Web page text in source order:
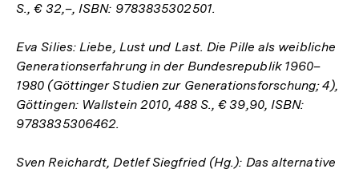
S., € 32,–, ISBN: 9783835302501.
Eva Silies: Liebe, Lust und Last. Die Pille als weibliche
Generationserfahrung in der Bundesrepublik 1960–
1980 (Göttinger Studien zur Generationsforschung; 4),
Göttingen: Wallstein 2010, 488 S., € 39,90, ISBN:
9783835306462.
Sven Reichardt, Detlef Siegfried (Hg.): Das alternative